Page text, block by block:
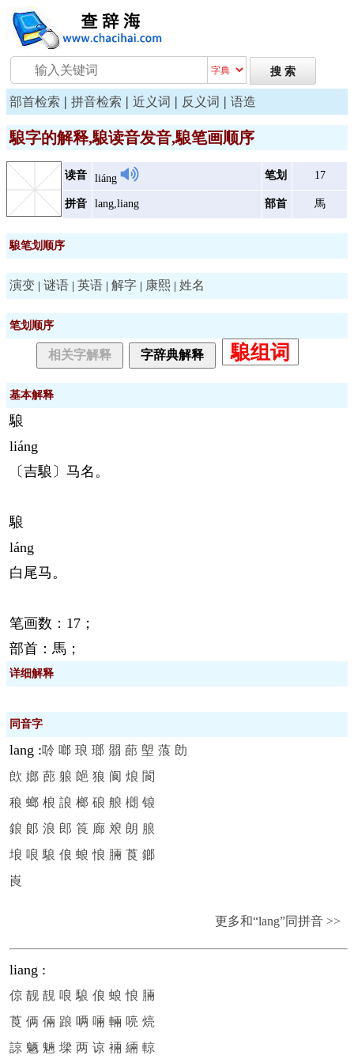
部首检索 | 拼音检索 | 近义词 | 反义词 | 语造
駺字的解释,駺读音发音,駺笔画顺序
读音 liáng 笔划 17
拼音 lang,liang 部首 馬
駺笔划顺序
演变 | 谜语 | 英语 | 解字 | 康熙 | 姓名
笔划顺序
相关字解释 字辞典解释 駺组词
基本解释
駺
liáng
〔吉駺〕马名。
駺
láng
白尾马。
笔画数：17；
部首：馬；
详细解释
同音字
lang :唥 啷 琅 瑯 朤 蓈 塱 蒗 勆
欴 嫏 蓢 躴 郒 狼 阆 烺 閬
稂 螂 桹 誏 榔 硠 艆 樃 锒
鋃 郞 浪 郎 筤 廊 斏 朗 朖
埌 哴 駺 俍 蜋 悢 脼 莨 鎯
崀
更多和“lang”同拼音 >>
liang :
倞 靓 靚 哴 駺 俍 蜋 悢 脼
莨 俩 倆 踉 唡 啢 輛 喨 煷
諒 魉 魎 墚 两 谅 裲 緉 輬